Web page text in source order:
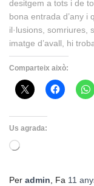
desitgem a tots i de
bona entrada d’any i
il·lusions, somriures,
imatge d’avall, hi
Comparteix això:
Us agrada:
S'està
Per admin, Fa 11